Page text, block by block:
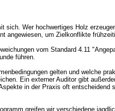
sich. Wer hochwertiges Holz
angewiesen, um Zielkonflikte
vom Standard 4.11
führen.
gelten und welche
Ein externer Auditor gibt
in der Praxis oft entscheidend
greifen wir verschiedene